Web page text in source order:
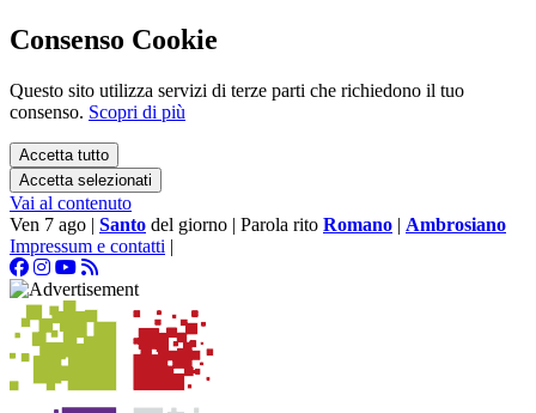
Consenso Cookie
Questo sito utilizza servizi di terze parti che richiedono il tuo
consenso. Scopri di più
Accetta tutto
Accetta selezionati
Vai al contenuto
Ven 7 ago | Santo del giorno | Parola rito Romano | Ambrosiano
Impressum e contatti |